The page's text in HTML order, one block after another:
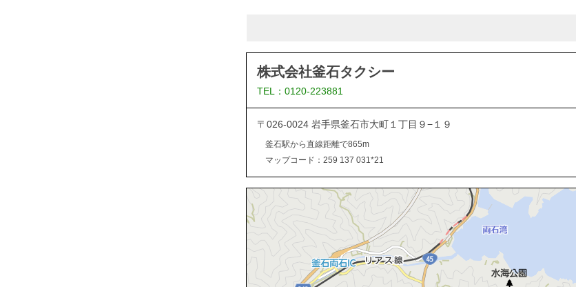
株式会社釜石タクシー
TEL：0120-223881
〒026-0024 岩手県釜石市大町１丁目９−１９
釜石駅から直線距離で865m
マップコード：259 137 031*21